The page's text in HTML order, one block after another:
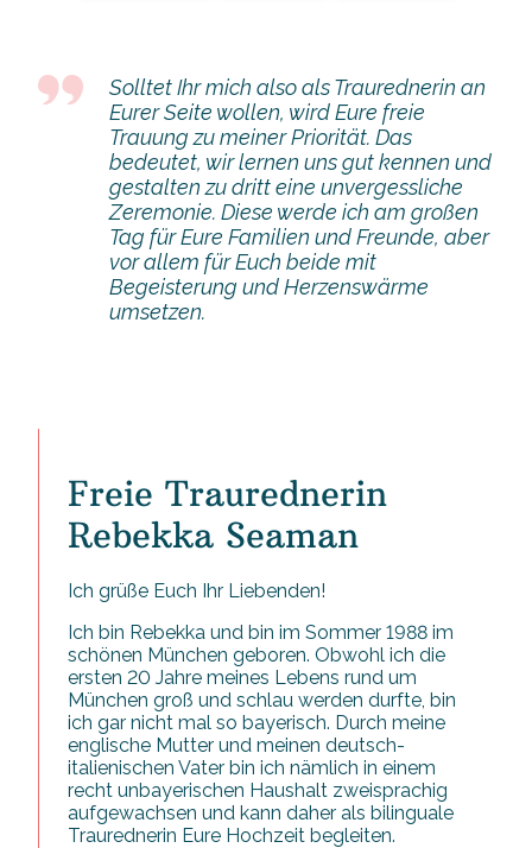
Solltet Ihr mich also als Traurednerin an
Eurer Seite wollen, wird Eure freie
Trauung zu meiner Priorität. Das
bedeutet, wir lernen uns gut kennen und
gestalten zu dritt eine unvergessliche
Zeremonie. Diese werde ich am großen
Tag für Eure Familien und Freunde, aber
vor allem für Euch beide mit
Begeisterung und Herzenswärme
umsetzen.
Freie Traurednerin
Rebekka Seaman
Ich grüße Euch Ihr Liebenden!
Ich bin Rebekka und bin im Sommer 1988 im
schönen München geboren. Obwohl ich die
ersten 20 Jahre meines Lebens rund um
München groß und schlau werden durfte, bin
ich gar nicht mal so bayerisch. Durch meine
englische Mutter und meinen deutsch-
italienischen Vater bin ich nämlich in einem
recht unbayerischen Haushalt zweisprachig
aufgewachsen und kann daher als bilinguale
Traurednerin Eure Hochzeit begleiten.